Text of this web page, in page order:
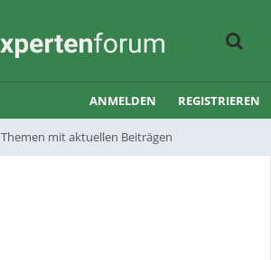
Themen mit aktuellen Beiträgen
ANMELDEN REGISTRIEREN